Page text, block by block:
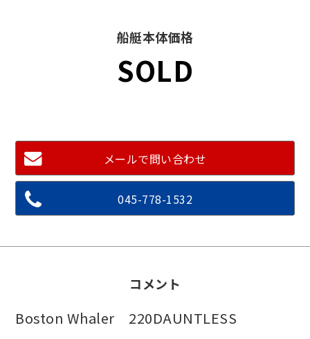
船艇本体価格
SOLD
メールで問い合わせ
045-778-1532
コメント
Boston Whaler 220DAUNTLESS